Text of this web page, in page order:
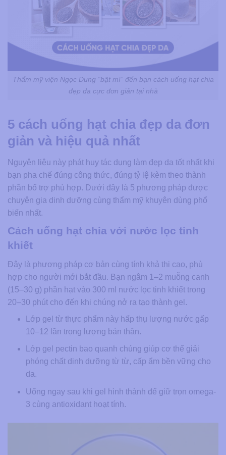
Thẩm mỹ viện Ngọc Dung “bật mí” đến bạn cách uống hạt chia
đẹp da cực đơn giản tại nhà
5 cách uống hạt chia đẹp da đơn
giản và hiệu quả nhất
Nguyên liệu này phát huy tác dụng làm đẹp da tốt nhất khi
bạn pha chế đúng công thức, đúng tỷ lệ kèm theo thành
phần bổ trợ phù hợp. Dưới đây là 5 phương pháp được
chuyên gia dinh dưỡng cùng thẩm mỹ khuyên dùng phổ
biến nhất.
Cách uống hạt chia với nước lọc tinh
khiết
Đây là phương pháp cơ bản cùng tính khả thi cao, phù
hợp cho người mới bắt đầu. Bạn ngâm 1–2 muỗng canh
(15–30 g) phần hạt vào 300 ml nước lọc tinh khiết trong
20–30 phút cho đến khi chúng nở ra tạo thành gel.
Lớp gel từ thực phẩm này hấp thụ lượng nước gấp
10–12 lần trọng lượng bản thân.
Lớp gel pectin bao quanh chúng giúp cơ thể giải
phóng chất dinh dưỡng từ từ, cấp ẩm bền vững cho
da.
Uống ngay sau khi gel hình thành để giữ trọn omega-
3 cùng antioxidant hoạt tính.